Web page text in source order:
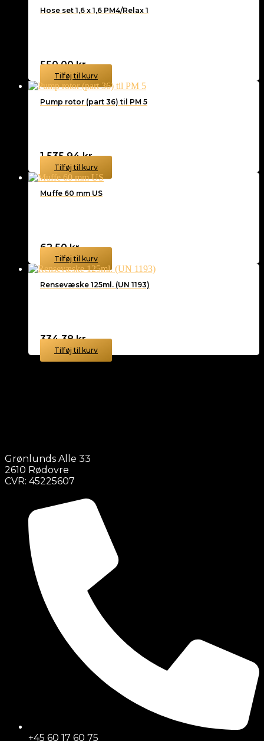
Hose set 1,6 x 1,6 PM4/Relax 1
550,00kr.
Tilføj til kurv
Pump rotor (part 36) til PM 5
1.535,94kr.
Tilføj til kurv
Muffe 60 mm US
62,50kr.
Tilføj til kurv
Rensevæske 125ml. (UN 1193)
334,38kr.
Tilføj til kurv
Grønlunds Alle 33
2610 Rødovre
CVR: 45225607
+45 60 17 60 75